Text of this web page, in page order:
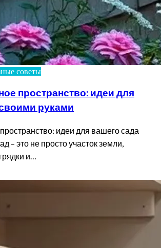
советы
пространство: идеи для
руками
идеи для вашего сада
– это не просто участок земли,
и…